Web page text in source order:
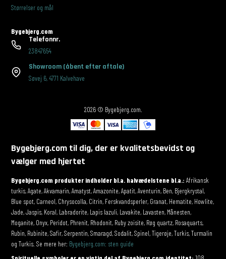
Størrelser og mål
Bygebjerg.com
Telefonnr.
23847654
Showroom (åbent efter aftale)
Søvej 6,4771 Kalvehave
2026 © Bygebjerg.com.
Bygebjerg.com til dig, der er kvalitetsbevidst og
vælger med hjertet
Bygebjerg.com produkter indholder bl.a. halvædelstene bl.a.: Afrikansk
turkis, Agate, Akvamarin, Amatyst, Amazonite, Apatit, Aventurin, Ben, Bjergkrystal,
Blue spot, Carneol, Chrysocolla, Citrin, Ferskvandsperler, Granat, Hematite, Howlite,
Jade, Jaspis, Koral, Labradorite, Lapis lazuli, Lavakite, Lavasten, Månesten,
Moganite, Onyx, Peridot, Phrenit, Rhodonit, Ruby zoisite, Røg quartz, Rosaquarts,
Rubin, Rubinite, Safir, Serpentin, Smaragd, Sodalit, Spinel, Tigerøje, Turkis, Turmalin
og Turkis. Se mere her: Bygebjerg.com: sten guide